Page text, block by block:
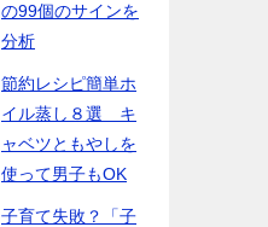
の99個のサインを
分析
節約レシピ簡単ホ
イル蒸し８選 キ
ャベツともやしを
使って男子もOK
子育て失敗？「子